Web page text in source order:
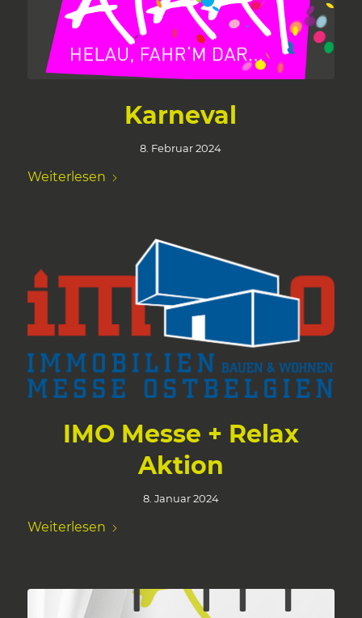
Karneval
8. Februar 2024
Weiterlesen
IMO Messe + Relax
Aktion
8. Januar 2024
Weiterlesen